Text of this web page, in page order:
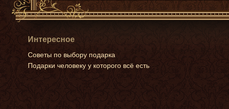
Интересное
Советы по выбору подарка
Подарки человеку у которого всё есть